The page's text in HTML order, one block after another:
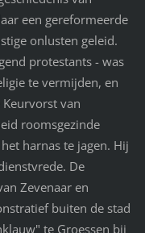
een gereformeerde
onlusten geleid.
protestants - was
te vermijden, en
van
roomsgezinde
harnas te jagen. Hij
De
Zevenaar en
buiten de stad
te Groessen bij